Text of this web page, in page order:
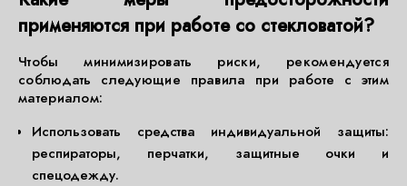
применяются при работе со стекловатой?
Чтобы минимизировать риски, рекомендуется
соблюдать следующие правила при работе с этим
материалом:
Использовать средства индивидуальной защиты:
респираторы, перчатки, защитные очки и
спецодежду.